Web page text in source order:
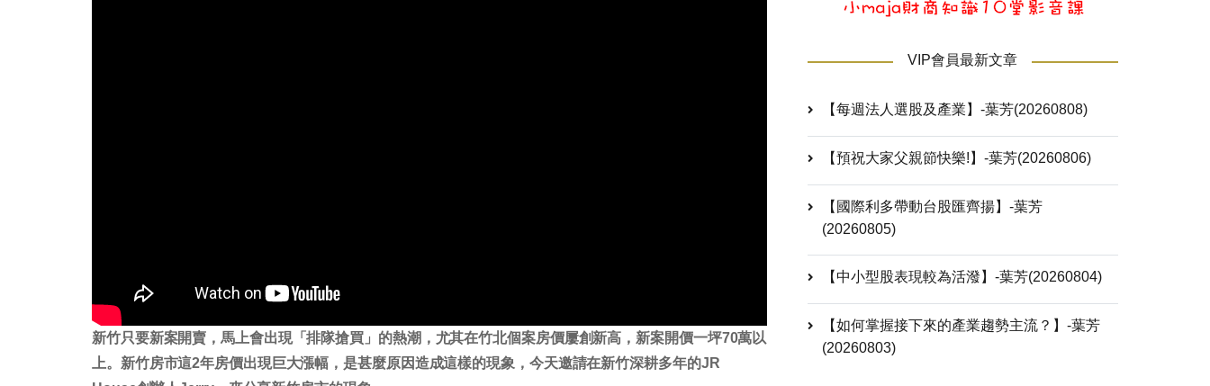
新竹只要新案開賣，馬上會出現「排隊搶買」的熱潮，尤其在竹北個案房價屢創新高，新案開價一坪70萬以
上。新竹房市這2年房價出現巨大漲幅，是甚麼原因造成這樣的現象，今天邀請在新竹深耕多年的JR
VIP會員最新文章
【每週法人選股及產業】-葉芳(20260808)
【預祝大家父親節快樂!】-葉芳(20260806)
【國際利多帶動台股匯齊揚】-葉芳
(20260805)
【中小型股表現較為活潑】-葉芳(20260804)
【如何掌握接下來的產業趨勢主流？】-葉芳
(20260803)